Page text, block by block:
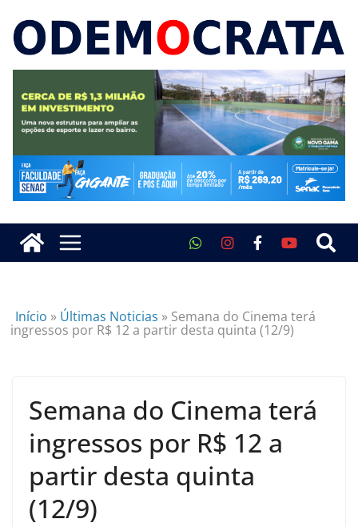
Início » Últimas Noticias » Semana do Cinema terá
ingressos por R$ 12 a partir desta quinta (12/9)
Semana do Cinema terá
ingressos por R$ 12 a
partir desta quinta
(12/9)